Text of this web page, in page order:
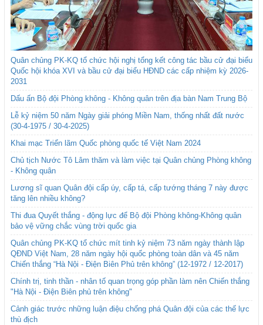
Quân chủng PK-KQ tổ chức hội nghị tổng kết công tác bầu cử đại biểu
Quốc hội khóa XVI và bầu cử đại biểu HĐND các cấp nhiệm kỳ 2026-
2031
Dấu ấn Bộ đội Phòng không - Không quân trên địa bàn Nam Trung Bộ
Lễ kỷ niệm 50 năm Ngày giải phóng Miền Nam, thống nhất đất nước
(30-4-1975 / 30-4-2025)
Khai mạc Triển lãm Quốc phòng quốc tế Việt Nam 2024
Chủ tịch Nước Tô Lâm thăm và làm việc tại Quân chủng Phòng không
- Không quân
Lương sĩ quan Quân đội cấp úy, cấp tá, cấp tướng tháng 7 này được
tăng lên nhiều không?
Thi đua Quyết thắng - động lực để Bộ đội Phòng không-Không quân
bảo vệ vững chắc vùng trời quốc gia
Quân chủng PK-KQ tổ chức mít tinh kỷ niệm 73 năm ngày thành lập
QĐND Việt Nam, 28 năm ngày hội quốc phòng toàn dân và 45 năm
Chiến thắng “Hà Nội - Điện Biên Phủ trên không” (12-1972 / 12-2017)
Chính trị, tinh thần - nhân tố quan trọng góp phần làm nên Chiến thắng
"Hà Nội - Điện Biên phủ trên không"
Cảnh giác trước những luận điệu chống phá Quân đội của các thế lực
thù địch